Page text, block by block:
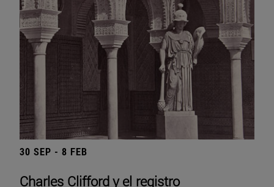
30 SEP - 8 FEB
Charles Clifford y el registro